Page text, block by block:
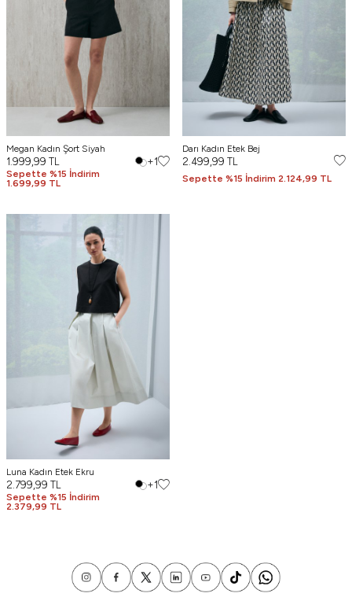
Megan Kadın Şort Siyah
1.999,99 TL
Sepette %15 İndirim
1.699,99 TL
+1
Darı Kadın Etek Bej
2.499,99 TL
Sepette %15 İndirim 2.124,99 TL
Luna Kadın Etek Ekru
2.799,99 TL
Sepette %15 İndirim
2.379,99 TL
+1